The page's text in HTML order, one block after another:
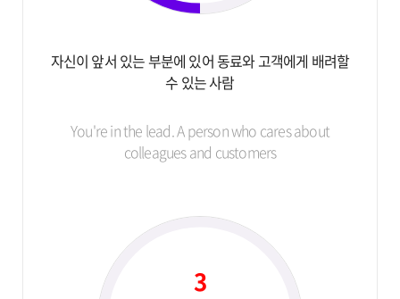
자신이 앞서 있는 부분에 있어동료와 고객에게 배려할
수 있는 사람
You're in the lead.A person who cares about
colleagues and customers
3